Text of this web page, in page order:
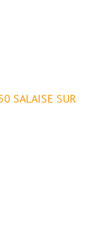
SALAISE SUR